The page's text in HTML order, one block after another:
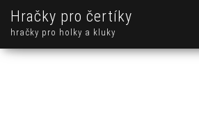
Hračky pro čertíky
hračky pro holky a kluky